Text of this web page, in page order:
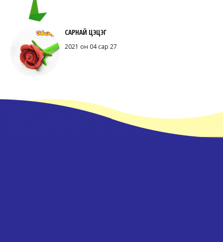
САРНАЙ ЦЭЦЭГ
2021 он 04 сар 27